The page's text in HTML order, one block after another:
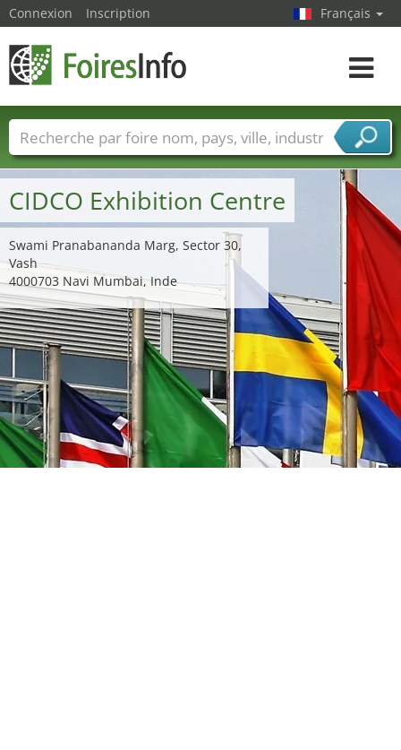
CIDCO Exhibition Centre
Swami Pranabananda Marg, Sector 30,
Vash
4000703 Navi Mumbai, Inde
Connexion Inscription Français
Toggle
Foire noms Pays Villes
Secteurs de foire
Secteurs du fournisseur de services